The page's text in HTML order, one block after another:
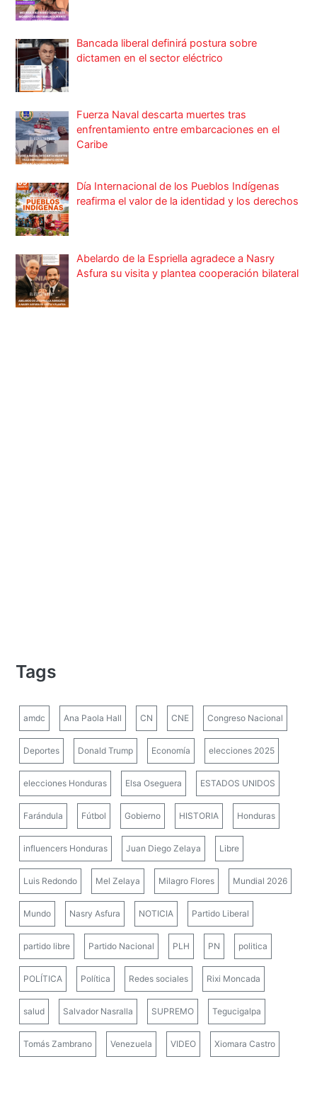
Bancada liberal definirá postura sobre
dictamen en el sector eléctrico
Fuerza Naval descarta muertes tras
enfrentamiento entre embarcaciones en el
Caribe
Día Internacional de los Pueblos Indígenas
reafirma el valor de la identidad y los derechos
Abelardo de la Espriella agradece a Nasry
Asfura su visita y plantea cooperación bilateral
Tags
amdc Ana Paola Hall CN CNE Congreso Nacional
Deportes Donald Trump Economía elecciones 2025
elecciones Honduras Elsa Oseguera ESTADOS UNIDOS
Farándula Fútbol Gobierno HISTORIA Honduras
influencers Honduras Juan Diego Zelaya Libre
Luis Redondo Mel Zelaya Milagro Flores Mundial 2026
Mundo Nasry Asfura NOTICIA Partido Liberal
partido libre Partido Nacional PLH PN politica
POLÍTICA Política Redes sociales Rixi Moncada
salud Salvador Nasralla SUPREMO Tegucigalpa
Tomás Zambrano Venezuela VIDEO Xiomara Castro